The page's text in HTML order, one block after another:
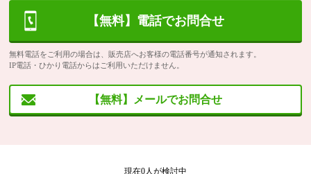
【無料】電話でお問合せ
無料電話をご利用の場合は、販売店へお客様の電話番号が通知されます。
IP電話・ひかり電話からはご利用いただけません。
【無料】メールでお問合せ
現在0人が検討中